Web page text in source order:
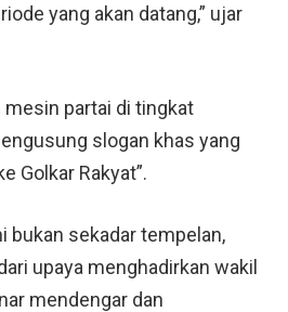
yang akan datang,” ujar
partai di tingkat
slogan khas yang
Golkar Rakyat”.
bukan sekadar tempelan,
upaya menghadirkan wakil
mendengar dan